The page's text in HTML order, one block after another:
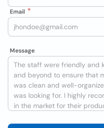
Email
Message